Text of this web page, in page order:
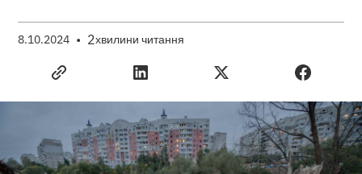
8.10.2024 • 2хвилини читання